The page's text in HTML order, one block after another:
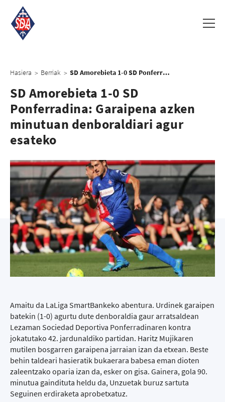
Hasiera > Berriak > SD Amorebieta 1-0 SD Ponferradina: Garaipena azken minutuan denboraldiari agur esateko
SD Amorebieta 1-0 SD
Ponferradina: Garaipena azken
minutuan denboraldiari agur
esateko
Amaitu da LaLiga SmartBankeko abentura. Urdinek garaipen
batekin (1-0) agurtu dute denboraldia gaur arratsaldean
Lezaman Sociedad Deportiva Ponferradinaren kontra
jokatutako 42. jardunaldiko partidan. Haritz Mujikaren
mutilen bosgarren garaipena jarraian izan da etxean. Beste
behin taldeari hasieratik bukaerara babesa eman dioten
zaleentzako oparia izan da, esker on gisa. Gainera, gola 90.
minutua gaindituta heldu da, Unzuetak buruz sartuta
Seguinen erdiraketa aprobetxatuz.